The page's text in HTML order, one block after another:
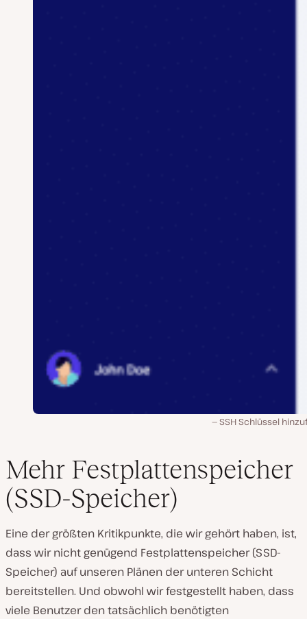
SSH Schlüssel
Mehr Festplattenspeicher
(SSD-Speicher)
Eine der größten Kritikpunkte, die wir gehört haben, ist,
dass wir nicht genügend Festplattenspeicher (SSD-
Speicher) auf unseren Plänen der unteren Schicht
bereitstellen. Und obwohl wir festgestellt haben, dass
viele Benutzer den tatsächlich benötigten